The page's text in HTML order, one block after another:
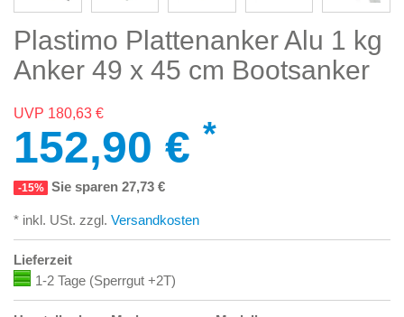
Plastimo Plattenanker Alu 1 kg
Anker 49 x 45 cm Bootsanker
UVP 180,63 €
152,90 € *
-15% Sie sparen 27,73 €
* inkl. USt. zzgl. Versandkosten
Lieferzeit
1-2 Tage (Sperrgut +2T)